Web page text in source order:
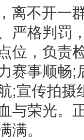
离不开一
严格判罚
位，负责
赛事顺畅
;宣传拍
与荣光。
。